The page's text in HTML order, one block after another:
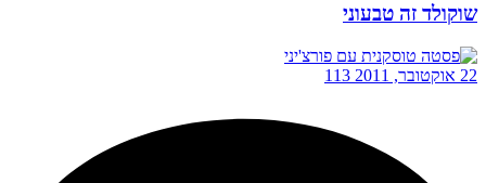
שוקולד זה טבעוני
22 אוקטובר, 2011 113